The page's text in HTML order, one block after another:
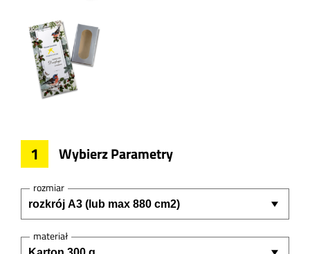
1 Wybierz Parametry
rozmiar
materiał